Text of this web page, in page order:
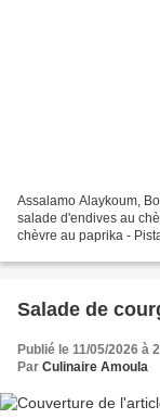
Assalamo Alaykoum,
salade d'endives au
chèvre au paprika -
Salade de
Publié le 11/05/2026 à
Par Culinaire Amoula